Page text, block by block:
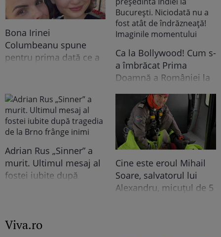
Bona Irinei
Columbeanu spune
pentru prima dată ce a
niciodată la TV: ”Eu am
cunoscut o altă latură a
relației lor. În casă era o
atmosferă..."
Ca la Bollywood! Cum s-
a îmbrăcat Prima
Doamnă a României la
Indiei la București.
Niciodată nu a fost atât
de îndrăzneață!
Imaginile momentului
Adrian Rus „Sinner” a
murit. Ultimul mesaj al
fostei iubite după
Cine este eroul Mihail
Soare, salvatorul lui
Alexandru, micuțul de 5
Viva.ro